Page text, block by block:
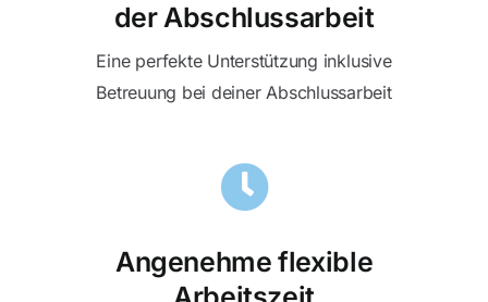
der Abschlussarbeit
Eine perfekte Unterstützung inklusive
Betreuung bei deiner Abschlussarbeit
Angenehme flexible